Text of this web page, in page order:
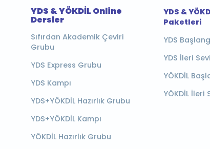
YDS & YÖKDİL Online
Dersler
Sıfırdan Akademik Çeviri
Grubu
YDS Express Grubu
YDS Kampı
YDS+YÖKDİL Hazırlık Grubu
YDS+YÖKDİL Kampı
YÖKDİL Hazırlık Grubu
YDS &
Paketleri
YDS
YDS İleri
YÖKDİL
YÖKDİL İleri